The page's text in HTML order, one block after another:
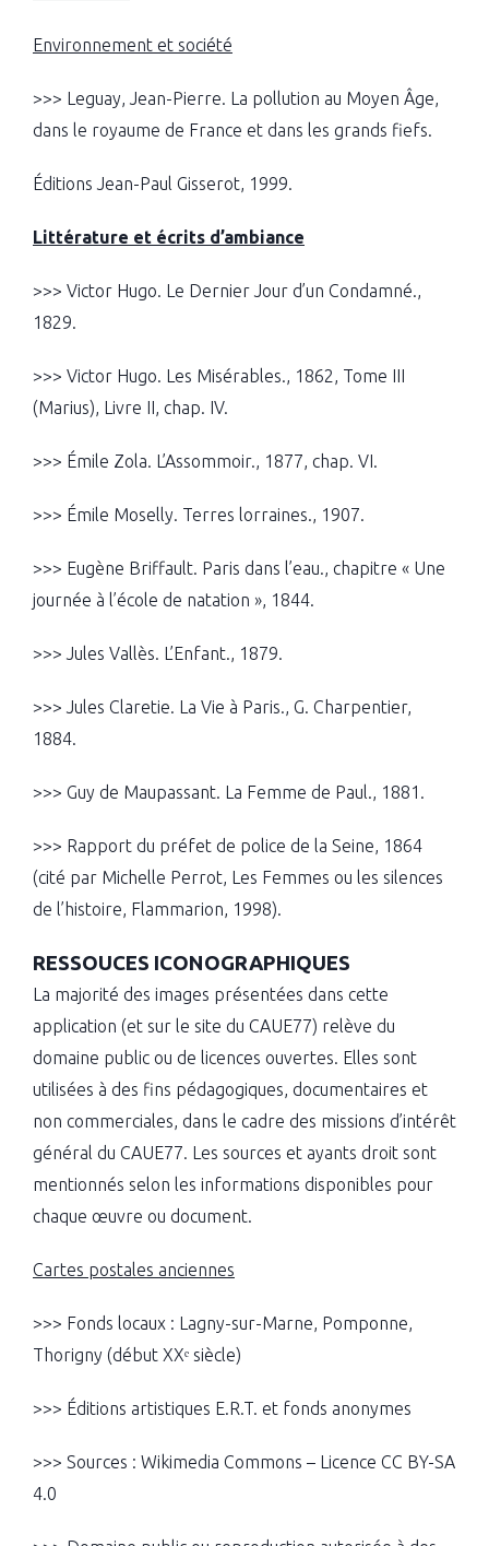
Environnement et société
>>> Leguay, Jean-Pierre. La pollution au Moyen Âge,
dans le royaume de France et dans les grands fiefs.
Éditions Jean-Paul Gisserot, 1999.
Littérature et écrits d’ambiance
>>> Victor Hugo. Le Dernier Jour d’un Condamné.,
1829.
>>> Victor Hugo. Les Misérables., 1862, Tome III
(Marius), Livre II, chap. IV.
>>> Émile Zola. L’Assommoir., 1877, chap. VI.
>>> Émile Moselly. Terres lorraines., 1907.
>>> Eugène Briffault. Paris dans l’eau., chapitre « Une
journée à l’école de natation », 1844.
>>> Jules Vallès. L’Enfant., 1879.
>>> Jules Claretie. La Vie à Paris., G. Charpentier,
1884.
>>> Guy de Maupassant. La Femme de Paul., 1881.
>>> Rapport du préfet de police de la Seine, 1864
(cité par Michelle Perrot, Les Femmes ou les silences
de l’histoire, Flammarion, 1998).
RESSOUCES ICONOGRAPHIQUES
La majorité des images présentées dans cette
application (et sur le site du CAUE77) relève du
domaine public ou de licences ouvertes. Elles sont
utilisées à des fins pédagogiques, documentaires et
non commerciales, dans le cadre des missions d’intérêt
général du CAUE77. Les sources et ayants droit sont
mentionnés selon les informations disponibles pour
chaque œuvre ou document.
Cartes postales anciennes
>>> Fonds locaux : Lagny-sur-Marne, Pomponne,
Thorigny (début XXᵉ siècle)
>>> Éditions artistiques E.R.T. et fonds anonymes
>>> Sources : Wikimedia Commons – Licence CC BY-SA
4.0